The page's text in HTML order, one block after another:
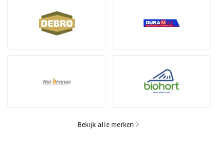
Bekijk alle merken